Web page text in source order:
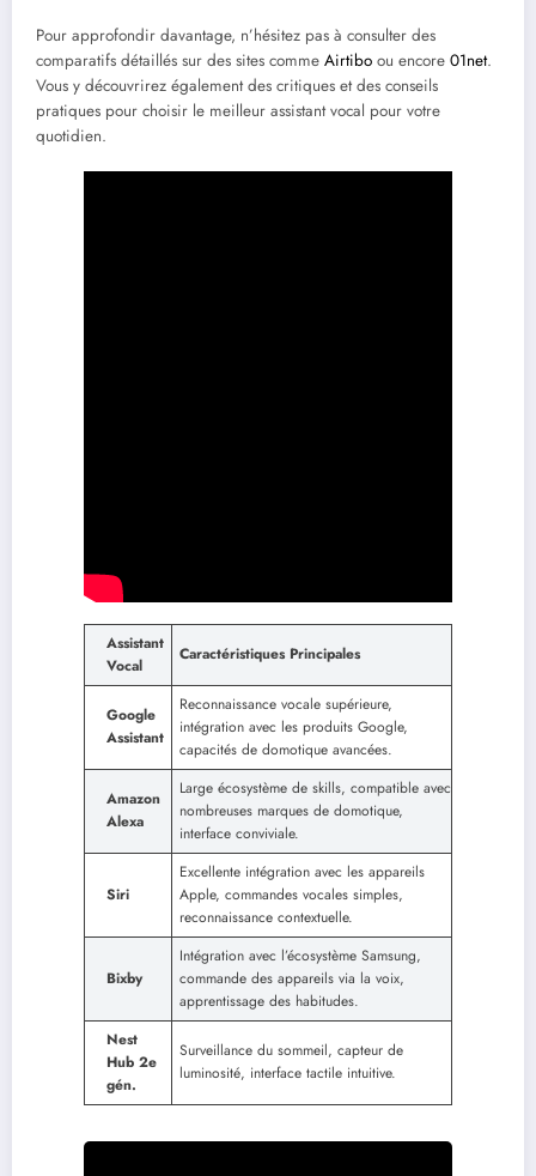
Pour approfondir davantage, n’hésitez pas à consulter des
comparatifs détaillés sur des sites comme Airtibo ou encore 01net.
Vous y découvrirez également des critiques et des conseils
pratiques pour choisir le meilleur assistant vocal pour votre
quotidien.
Assistant
Vocal
Caractéristiques Principales
Google
Assistant
Reconnaissance vocale supérieure,
intégration avec les produits Google,
capacités de domotique avancées.
Amazon
Alexa
Large écosystème de skills, compatible avec
nombreuses marques de domotique,
interface conviviale.
Siri
Excellente intégration avec les appareils
Apple, commandes vocales simples,
reconnaissance contextuelle.
Bixby
Intégration avec l’écosystème Samsung,
commande des appareils via la voix,
apprentissage des habitudes.
Nest
Hub 2e
gén.
Surveillance du sommeil, capteur de
luminosité, interface tactile intuitive.